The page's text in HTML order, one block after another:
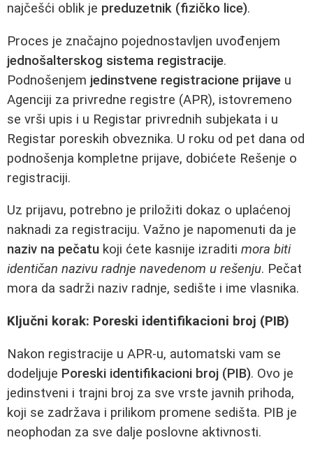
najčešći oblik je preduzetnik (fizičko lice).
Proces je značajno pojednostavljen uvođenjem
jednošalterskog sistema registracije.
Podnošenjem jedinstvene registracione prijave u
Agenciji za privredne registre (APR), istovremeno
se vrši upis i u Registar privrednih subjekata i u
Registar poreskih obveznika. U roku od pet dana od
podnošenja kompletne prijave, dobićete Rešenje o
registraciji.
Uz prijavu, potrebno je priložiti dokaz o uplaćenoj
naknadi za registraciju. Važno je napomenuti da je
naziv na pečatu koji ćete kasnije izraditi mora biti
identičan nazivu radnje navedenom u rešenju. Pečat
mora da sadrži naziv radnje, sedište i ime vlasnika.
Ključni korak: Poreski identifikacioni broj (PIB)
Nakon registracije u APR-u, automatski vam se
dodeljuje Poreski identifikacioni broj (PIB). Ovo je
jedinstveni i trajni broj za sve vrste javnih prihoda,
koji se zadržava i prilikom promene sedišta. PIB je
neophodan za sve dalje poslovne aktivnosti.